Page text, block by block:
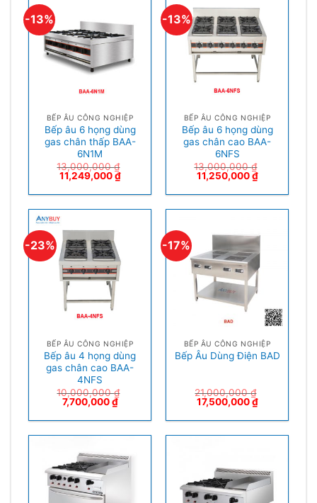
-13%
BẾP ÂU CÔNG NGHIỆP
Bếp âu 6 họng dùng
gas chân thấp BAA-
6N1M
13,000,000₫
11,249,000₫
-13%
BẾP ÂU CÔNG NGHIỆP
Bếp âu 6 họng dùng
gas chân cao BAA-
6NFS
13,000,000₫
11,250,000₫
-23%
BẾP ÂU CÔNG NGHIỆP
Bếp âu 4 họng dùng
gas chân cao BAA-
4NFS
10,000,000₫
7,700,000₫
-17%
BẾP ÂU CÔNG NGHIỆP
Bếp Âu Dùng Điện BAD
21,000,000₫
17,500,000₫